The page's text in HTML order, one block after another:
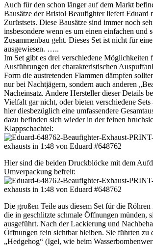
Auch für den schon länger auf dem Markt
Bausätze der Bristol Beaufighter liefert Eduard
Zurüstsets. Diese Bausätze sind immer noch
insbesondere wenn es um einen einfachen und
Zusammenbau geht. Dieses Set ist nicht für
ausgewiesen. …..
Im Set gibt es drei verschiedene Möglichkeiten
Ausführungen der charakteristischen
Form die austretenden Flammen dämpfen
nur bei Nachtjägern, sondern auch anderen
Nacheinsatz. Andere Hersteller dieser Details
Vielfalt gar nicht, oder bieten verschiedene
hier diesbezüglich eine umfassendere
dazu befinden sich wieder in der feinen
Klappschachtel:
Hier sind die beiden Druckblöcke mit dem
Umverpackung befreit:
Die großen Teile aus diesem Set für die Röhren
die in geschlitzte schmale Öffnungen münden,
ausgeführt. Nach der Lackierung und
Öffnungen fein sichtbar bleiben. Sie führten zu
„Hedgehog“ (Igel, wie beim